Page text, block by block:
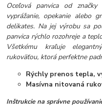
Oceľová panvica od značky
vyprážanie, opekanie alebo
delikates. Na jej výrobu sa
panvica rýchlo rozohreje a
Všetkému kraľuje
rukoväťou, ktorá perfektne
Rýchly prenos tepla,
Masívna nitovaná
Inštrukcie na správne